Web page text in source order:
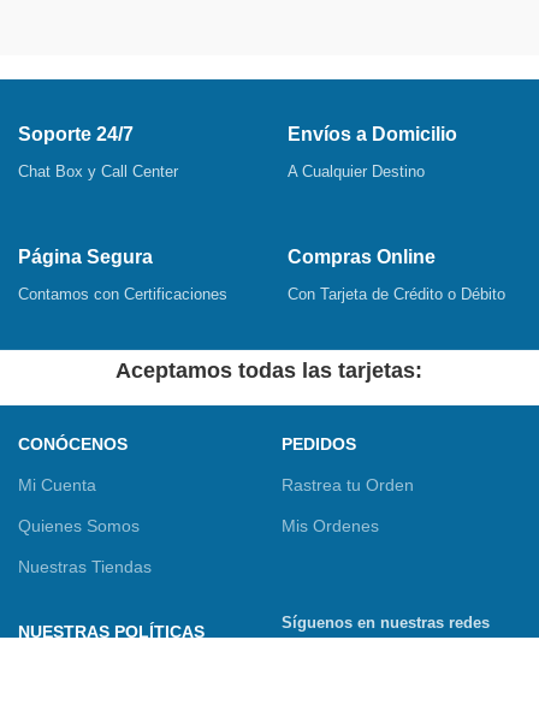
Soporte 24/7
Chat Box y Call Center
Envíos a Domicilio
A Cualquier Destino
Página Segura
Contamos con Certificaciones
Compras Online
Con Tarjeta de Crédito o Débito
Aceptamos todas las tarjetas:
CONÓCENOS
Mi Cuenta
Quienes Somos
Nuestras Tiendas
PEDIDOS
Rastrea tu Orden
Mis Ordenes
NUESTRAS POLÍTICAS
Síguenos en nuestras redes